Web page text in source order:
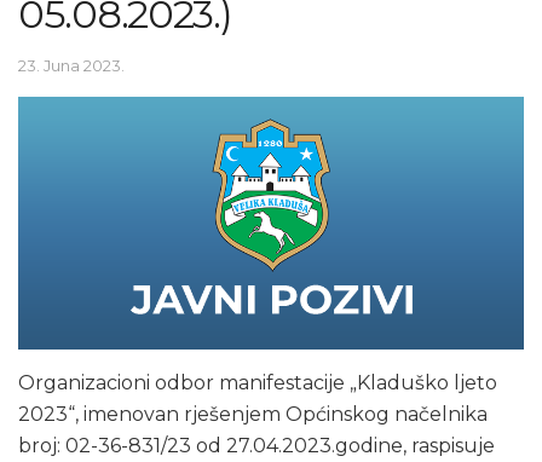
05.08.2023.)
23. Juna 2023.
Organizacioni odbor manifestacije „Kladuško ljeto
2023“, imenovan rješenjem Općinskog načelnika
broj: 02-36-831/23 od 27.04.2023.godine, raspisuje